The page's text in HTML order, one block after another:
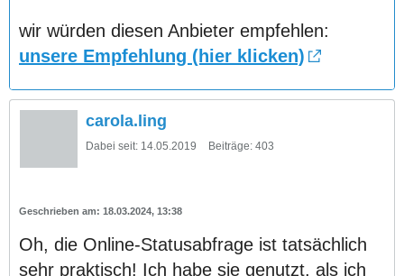
wir würden diesen Anbieter empfehlen:
unsere Empfehlung (hier klicken)
carola.ling
Dabei seit: 14.05.2019 Beiträge: 403
18.03.2024, 13:38
Oh, die Online-Statusabfrage ist tatsächlich
sehr praktisch! Ich habe sie genutzt, als ich